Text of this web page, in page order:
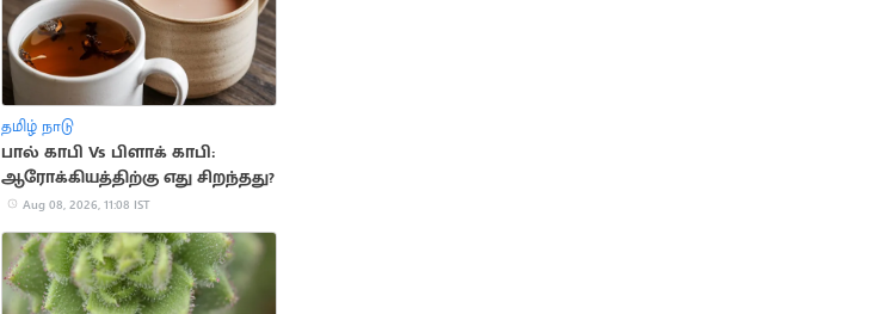
தமிழ் நாடு
பால் காபி Vs பிளாக் காபி:
ஆரோக்கியத்திற்கு எது சிறந்தது?
Aug 08, 2026, 11:08 IST